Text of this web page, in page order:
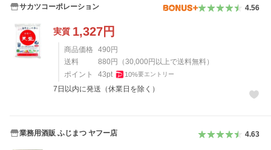
サカツコーポレーション 4.56
実質 1,327円
商品価格 490 円
送料
880 円 （30,000 円以上で送料無料）
ポイント
43pt 10%要エントリー
7日以内に発送（休業日を除く）
業務用酒販 ふじまつ ヤフー店 4.63